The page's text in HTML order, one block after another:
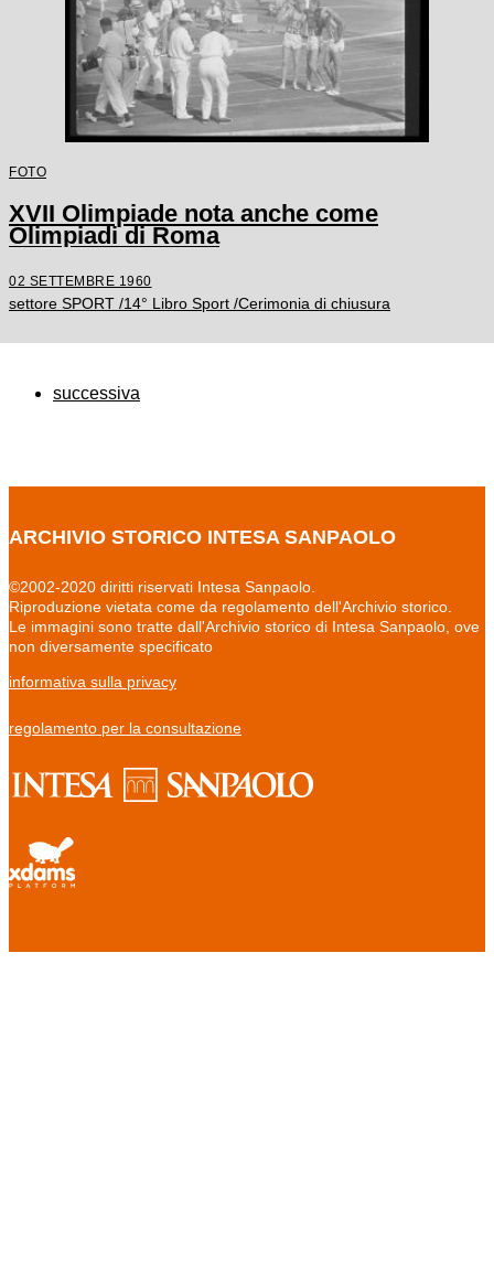
FOTO
XVII Olimpiade nota anche come
Olimpiadi di Roma
02 SETTEMBRE 1960
settore SPORT /14° Libro Sport /Cerimonia di chiusura
successiva
ARCHIVIO STORICO INTESA SANPAOLO
©2002-2020 diritti riservati Intesa Sanpaolo.
Riproduzione vietata come da regolamento dell'Archivio storico.
Le immagini sono tratte dall'Archivio storico di Intesa Sanpaolo, ove
non diversamente specificato
informativa sulla privacy
regolamento per la consultazione